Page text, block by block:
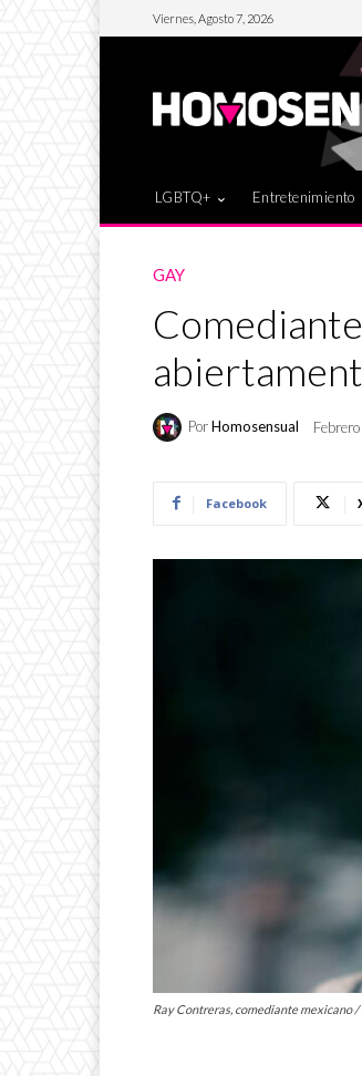
Viernes, Agosto 7, 2026
LGBTQ+ Entretenimiento
GAY
PorHomosensual
Facebook
Ray Contreras, comediante mexicano /